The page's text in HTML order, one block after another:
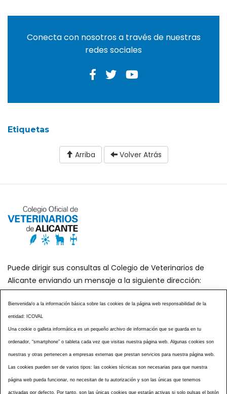
Conecta con nosotros a través de nuestras
redes sociales
Etiquetas
Arriba Volver Atrás
Puede dirigir sus consultas al Colegio de Veterinarios de
Alicante enviando un mensaje a la siguiente dirección:
secretaria@icoval.org
¿SABÍAS QUÉ?
CENTROS VETERINARIOS
TABLÓN ANUNCIOS
CURSOS Y EVENTOS
TÉRMINOS Y CONDICIONES
ESPECIAL COVID 19
Bienvenida/o a la información básica sobre las cookies de la página web responsabilidad de la
entidad: ICOVAL
Una cookie o galleta informática es un pequeño archivo de información que se guarda en tu
ordenador, “smartphone” o tableta cada vez que visitas nuestra página web. Algunas cookies son
nuestras y otras pertenecen a empresas externas que prestan servicios para nuestra página web.
Las cookies pueden ser de varios tipos: las cookies técnicas son necesarias para que nuestra
página web pueda funcionar, no necesitan de tu autorización y son las únicas que tenemos
activadas por defecto. Por tanto, son las únicas cookies que estarán activas si solo pulsas el botón